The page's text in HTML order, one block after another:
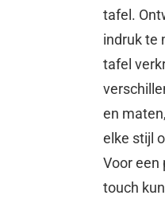
tafel.
indruk te
tafel
en
elke stijl
Voor een
touch